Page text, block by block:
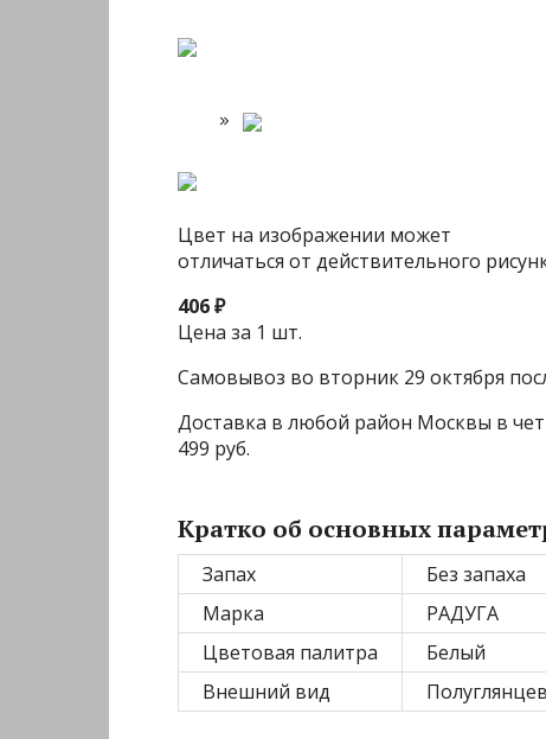
Цвет на изображении может
отличаться от действительного
406 ₽
Цена за 1 шт.
Самовывоз во вторник 29 октября
Доставка в любой район Москвы в
499 руб.
Кратко об основных
Запах
Без запаха
Марка
РАДУГА
Цветовая палитра
Белый
Внешний вид